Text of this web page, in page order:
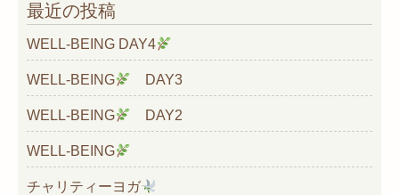
最近の投稿
WELL-BEING DAY4
WELL-BEING DAY3
WELL-BEING DAY2
WELL-BEING
チャリティーヨガ